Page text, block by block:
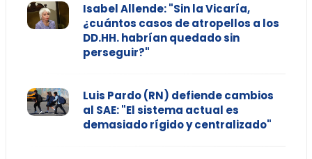
Isabel Allende: "Sin la Vicaría,
¿cuántos casos de atropellos a los
DD.HH. habrían quedado sin
perseguir?"
Luis Pardo (RN) defiende cambios
al SAE: "El sistema actual es
demasiado rígido y centralizado"